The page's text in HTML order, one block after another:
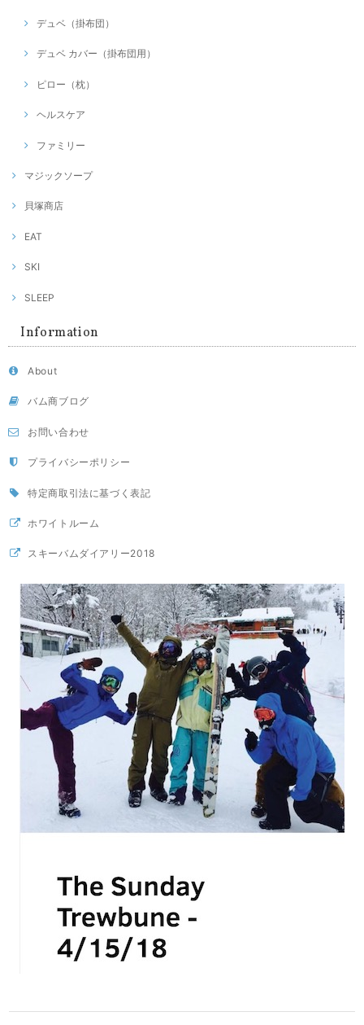
デュベ（掛布団）
デュベ カバー（掛布団用）
ピロー（枕）
ヘルスケア
ファミリー
マジックソープ
貝塚商店
EAT
SKI
SLEEP
Information
About
バム商ブログ
お問い合わせ
プライバシーポリシー
特定商取引法に基づく表記
ホワイトルーム
スキーバムダイアリー2018